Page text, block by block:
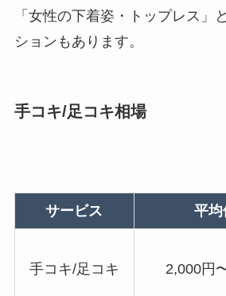
「女性の下着姿・トップレス」
ションもあります。
手コキ/足コキ相場
サービス 平
手コキ/足コキ 2,000円